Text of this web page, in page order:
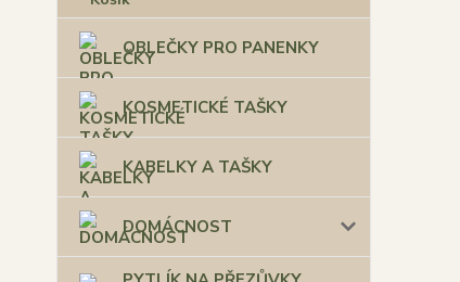
OBLEČKY PRO PANENKY
KOSMETICKÉ TAŠKY
KABELKY A TAŠKY
DOMÁCNOST